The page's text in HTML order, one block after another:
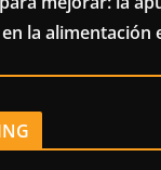
la alimentación